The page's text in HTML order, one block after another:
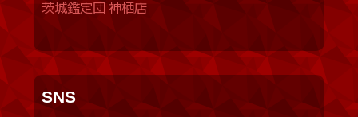
茨城鑑定団 神栖店
SNS